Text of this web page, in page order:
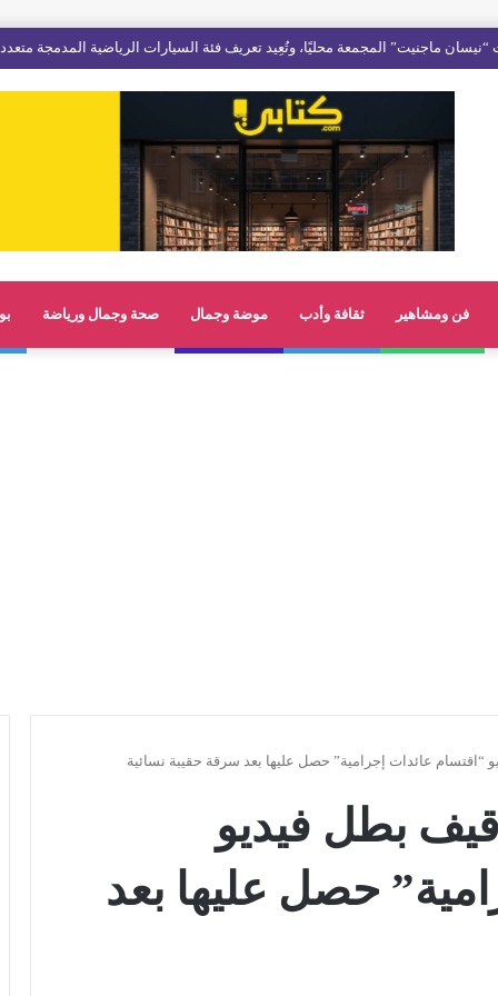
فن ومشاهير ثقافة وأدب موضة وجمال صحة وجمال ورياضة
“اقتسام عائدات إجرامية” حصل عليها بعد سرقة حقيبة نسائية
بطل فيديو
حصل عليها بعد